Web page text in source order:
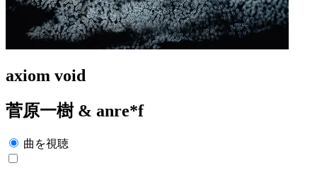
axiom void
菅原一樹 & anre*f
曲を視聴